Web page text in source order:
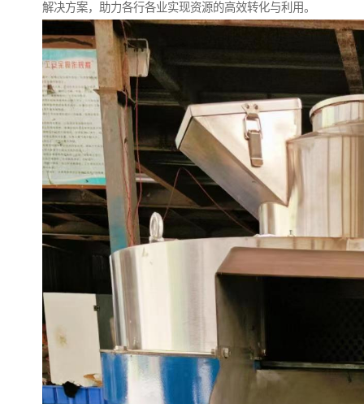
解决方案，助力各行各业实现资源的高效转化与利用。